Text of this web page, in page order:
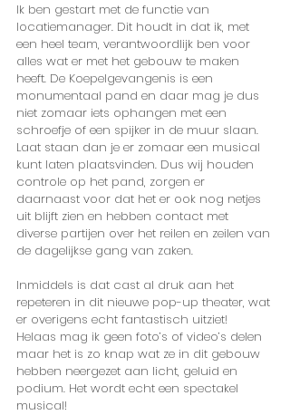
Ik ben gestart met de functie van
locatiemanager. Dit houdt in dat ik, met
een heel team, verantwoordlijk ben voor
alles wat er met het gebouw te maken
heeft. De Koepelgevangenis is een
monumentaal pand en daar mag je dus
niet zomaar iets ophangen met een
schroefje of een spijker in de muur slaan.
Laat staan dan je er zomaar een musical
kunt laten plaatsvinden. Dus wij houden
controle op het pand, zorgen er
daarnaast voor dat het er ook nog netjes
uit blijft zien en hebben contact met
diverse partijen over het reilen en zeilen van
de dagelijkse gang van zaken.
Inmiddels is dat cast al druk aan het
repeteren in dit nieuwe pop-up theater, wat
er overigens echt fantastisch uitziet!
Helaas mag ik geen foto’s of video’s delen
maar het is zo knap wat ze in dit gebouw
hebben neergezet aan licht, geluid en
podium. Het wordt echt een spectakel
musical!